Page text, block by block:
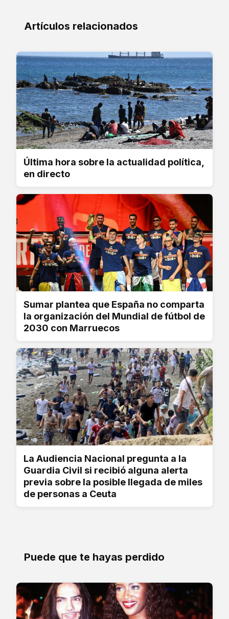
Artículos relacionados
Última hora sobre la actualidad política,
en directo
Sumar plantea que España no comparta
la organización del Mundial de fútbol de
2030 con Marruecos
La Audiencia Nacional pregunta a la
Guardia Civil si recibió alguna alerta
previa sobre la posible llegada de miles
de personas a Ceuta
Puede que te hayas perdido